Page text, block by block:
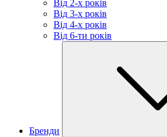
Від 2-х років
Від 3-х років
Від 4-х років
Від 6-ти років
Бренди